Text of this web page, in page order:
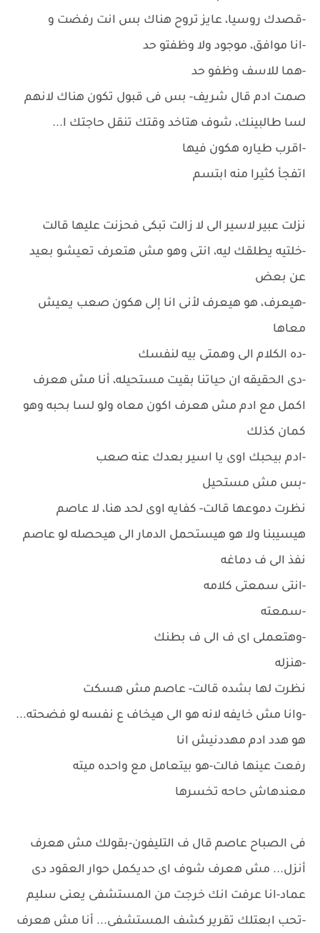
-قصدك روسيا، عايز تروح هناك بس انت رفضت و
-انا موافق، موجود ولا وظفتو حد
-هما للاسف وظفو حد
صمت ادم قال شريف- بس فى قبول تكون هناك لانهم
لسا طالبينك، شوف هتاخد وقتك تنقل حاجتك ا...
-اقرب طياره هكون فيها
اتفجأ كثيرا منه ابتسم
نزلت عبير لاسير الى لا زالت تبكى فحزنت عليها قالت
-خلتيه يطلقك ليه، انتى وهو مش هتعرف تعيشو بعيد
عن بعض
-هيعرف، هو هيعرف لأنى انا إلى هكون صعب يعيش
معاها
-ده الكلام الى وهمتى بيه لنفسك
-دى الحقيقه ان حياتنا بقيت مستحيله، أنا مش هعرف
اكمل مع ادم مش هعرف اكون معاه ولو لسا بحبه وهو
كمان كذلك
-ادم بيحبك اوى يا اسير بعدك عنه صعب
-بس مش مستحيل
نظرت دموعها قالت- كفايه اوى لحد هنا، لا عاصم
هيسيبنا ولا هو هيستحمل الدمار الى هيحصله لو عاصم
نفذ الى ف دماغه
-انتى سمعتى كلامه
-سمعته
-وهتعملى اى ف الى ف بطنك
-هنزله
نظرت لها بشده قالت- عاصم مش هسكت
-وانا مش خايفه لانه هو الى هيخاف ع نفسه لو فضحته...
هو هدد ادم مهددنيش انا
رفعت عينها فالت-هو بيتعامل مع واحده ميته
معندهاش حاحه تخسرها
فى الصباح عاصم قال ف التليفون-بقولك مش هعرف
أنزل... مش هعرف شوف اى حديكمل حوار العقود دى
عماد-انا عرفت انك خرجت من المستشفى يعنى سليم
-تحب ابعتلك تقرير كشف المستشفى... أنا مش هعرف